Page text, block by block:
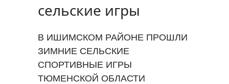
сельские игры
В ИШИМСКОМ РАЙОНЕ ПРОШЛИ
ЗИМНИЕ СЕЛЬСКИЕ
СПОРТИВНЫЕ ИГРЫ
ТЮМЕНСКОЙ ОБЛАСТИ